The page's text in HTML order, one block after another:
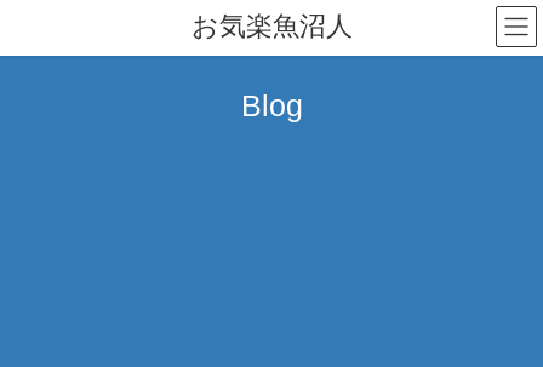
テ
ゲ
お気楽魚沼人
Blog